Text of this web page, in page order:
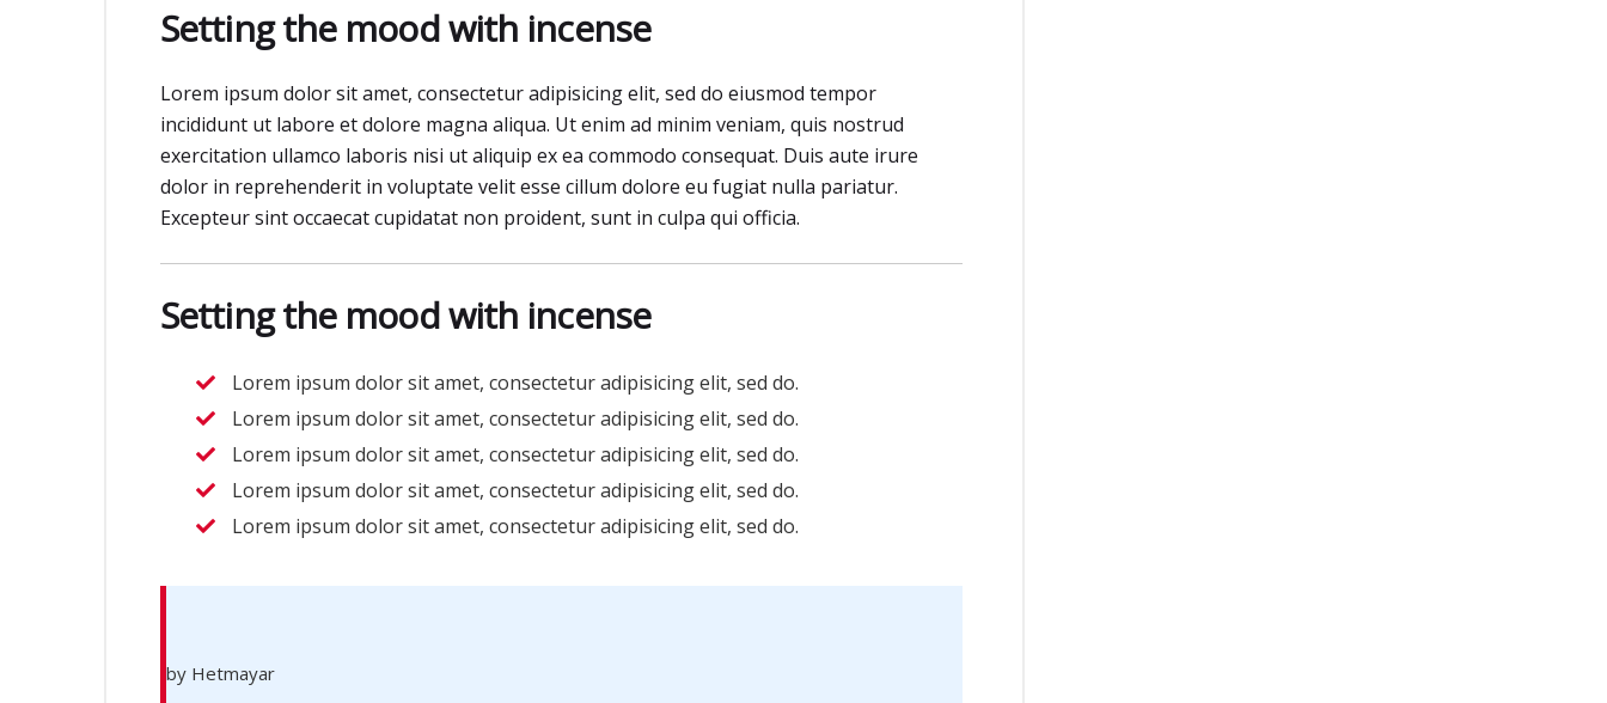
Setting the mood with incense
Lorem ipsum dolor sit amet, consectetur adipisicing elit, sed do eiusmod tempor
incididunt ut labore et dolore magna aliqua. Ut enim ad minim veniam, quis nostrud
exercitation ullamco laboris nisi ut aliquip ex ea commodo consequat. Duis aute irure
dolor in reprehenderit in voluptate velit esse cillum dolore eu fugiat nulla pariatur.
Excepteur sint occaecat cupidatat non proident, sunt in culpa qui officia.
Setting the mood with incense
Lorem ipsum dolor sit amet, consectetur adipisicing elit, sed do.
Lorem ipsum dolor sit amet, consectetur adipisicing elit, sed do.
Lorem ipsum dolor sit amet, consectetur adipisicing elit, sed do.
Lorem ipsum dolor sit amet, consectetur adipisicing elit, sed do.
Lorem ipsum dolor sit amet, consectetur adipisicing elit, sed do.
by Hetmayar